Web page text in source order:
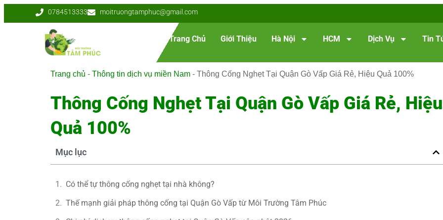
0784513333 moitruongtamphuc@gmail.com
Trang Chủ Giới Thiệu Hà Nội HCM Dịch Vụ Tin
Trang chủ - Thông tin dịch vụ miền Nam - Thông Cống Nghẹt Tại Quận Gò Vấp Giá Rẻ, Hiệu Quả 100%
Thông Cống Nghẹt Tại Quận Gò Vấp Giá Rẻ, Hiệu
Quả 100%
Mục lục
Có thể tự thông cống nghẹt tại nhà không?
Thế mạnh giải pháp thông cống tại Quận Gò Vấp từ Môi Trường Tâm Phúc